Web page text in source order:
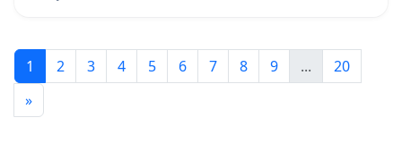
1 2 3 4 5 6 7 8 9 ...
20
»